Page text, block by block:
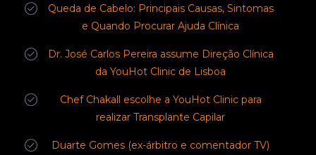
Queda de Cabelo: Principais Causas, Sintomas
e Quando Procurar Ajuda Clínica
Dr. José Carlos Pereira assume Direção Clínica
da YouHot Clinic de Lisboa
Chef Chakall escolhe a YouHot Clinic para
realizar Transplante Capilar
Duarte Gomes (ex-árbitro e comentador TV)